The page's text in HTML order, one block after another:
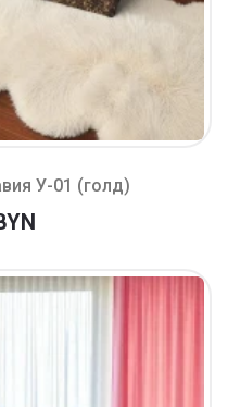
У-01 (голд)